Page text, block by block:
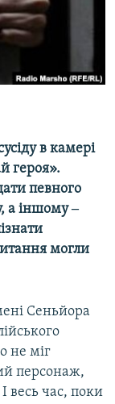
в камері
героя».
певного
а іншому ‒
могли
Сеньйора
не міг
персонаж,
весь час, поки